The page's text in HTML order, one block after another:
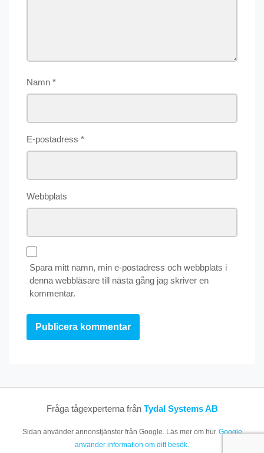
Namn *
E-postadress *
Webbplats
Spara mitt namn, min e-postadress och webbplats i
denna webbläsare till nästa gång jag skriver en
kommentar.
Fråga tågexperterna från Tydal Systems AB
Sidan använder annonstjänster från Google. Läs mer om hur Google
använder information om ditt besök.